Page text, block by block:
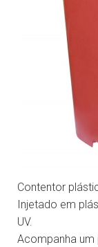
Contentor
Injetado em
UV.
Acompanha